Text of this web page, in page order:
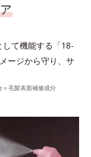
て機能する「18-
ージから守り、サ
毛髪表面補修成分